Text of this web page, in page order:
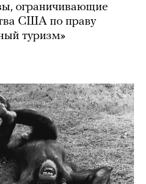
ограничивающие
США по праву
туризм»